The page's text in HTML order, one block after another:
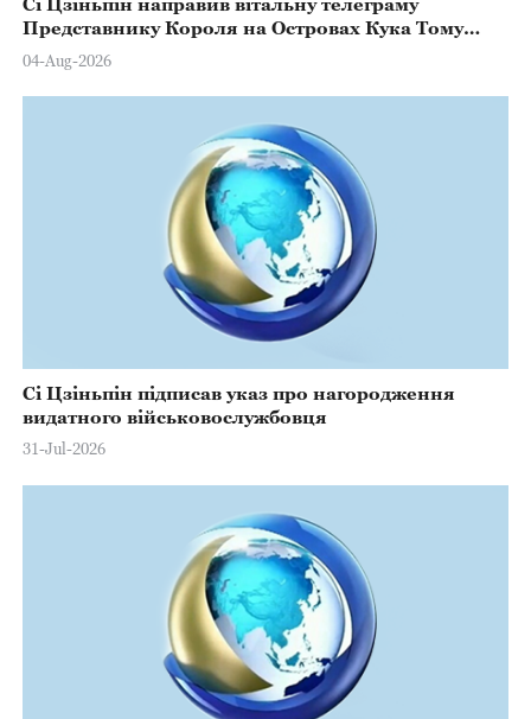
Представнику Короля на Островах Кука Тому
Марстерсу з нагоди Дня Конституції
04-Aug-2026
Сі Цзіньпін підписав указ про нагородження
видатного військовослужбовця
31-Jul-2026